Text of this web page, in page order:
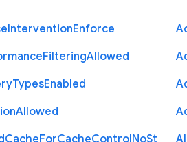
InterventionEnforce
FilteringAllowed
TypesEnabled
Allowed
CacheForCacheControlNoSt